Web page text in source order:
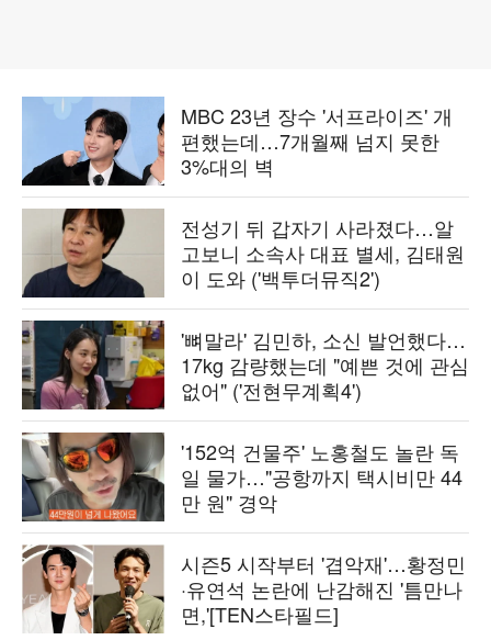
MBC 23년 장수 '서프라이즈' 개
편했는데…7개월째 넘지 못한
3%대의 벽
전성기 뒤 갑자기 사라졌다…알
고보니 소속사 대표 별세, 김태원
이 도와 ('백투더뮤직2')
'뼈말라' 김민하, 소신 발언했다…
17kg 감량했는데 "예쁜 것에 관심
없어" ('전현무계획4')
'152억 건물주' 노홍철도 놀란 독
일 물가…"공항까지 택시비만 44
만 원" 경악
시즌5 시작부터 '겹악재'…황정민
·유연석 논란에 난감해진 '틈만나
면,'[TEN스타필드]